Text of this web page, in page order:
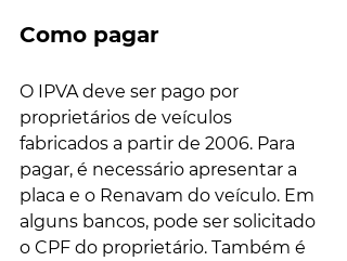
Como pagar
O IPVA deve ser pago por
proprietários de veículos
fabricados a partir de 2006. Para
pagar, é necessário apresentar a
placa e o Renavam do veículo. Em
alguns bancos, pode ser solicitado
o CPF do proprietário. Também é